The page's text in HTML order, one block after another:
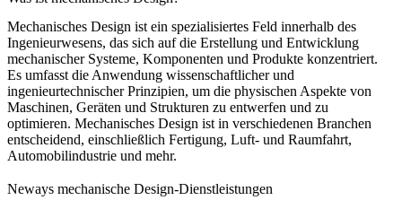
Mechanisches Design ist ein spezialisiertes Feld innerhalb des
Ingenieurwesens, das sich auf die Erstellung und Entwicklung
mechanischer Systeme, Komponenten und Produkte konzentriert.
Es umfasst die Anwendung wissenschaftlicher und
ingenieurtechnischer Prinzipien, um die physischen Aspekte von
Maschinen, Geräten und Strukturen zu entwerfen und zu
optimieren. Mechanisches Design ist in verschiedenen Branchen
entscheidend, einschließlich Fertigung, Luft- und Raumfahrt,
Automobilindustrie und mehr.
Neways mechanische Design-Dienstleistungen